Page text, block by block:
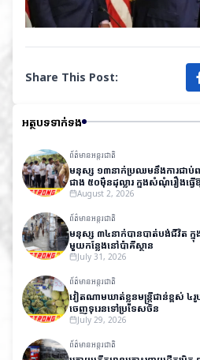
Share This Post:
អត្ថបទទាក់ទង
ព័ត៌មានអន្តរជាតិ
មនុស្ស ១៣នាក់ប្រឈមនឹងការជាប់
ជាង ៥០ម៉ឺនដុល្លារ ក្នុងសំណុំរឿងធ្វើ
នៅឥណ្ឌា
August 2, 2026
ព័ត៌មានអន្តរជាតិ
មនុស្ស ៣៤នាក់បានបាត់បង់ជីវិត ក្នុ
មួយកន្លែងនៅប៉ាគីស្ថាន
July 31, 2026
ព័ត៌មានអន្តរជាតិ
វៀតណាមឃាត់ខ្លួនមន្ត្រីជាន់ខ្ពស់
ចេញទុរេនទៅប្រទេសចិន
July 29, 2026
ព័ត៌មានអន្តរជាតិ